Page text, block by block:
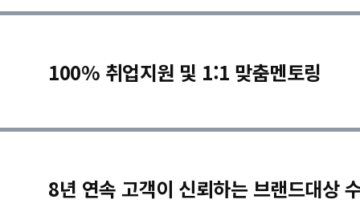
100% 취업지원 및 1:1 맞춤멘토링
8년 연속 고객이 신뢰하는 브랜드대상